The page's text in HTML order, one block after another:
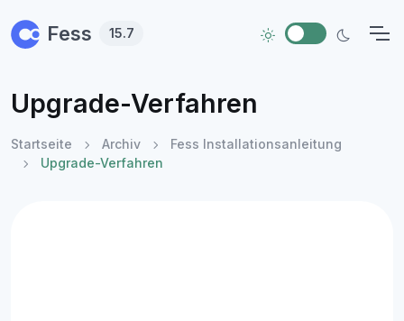
Fess 15.7
Upgrade-Verfahren
Startseite Archiv
Fess Installationsanleitung
Upgrade-Verfahren